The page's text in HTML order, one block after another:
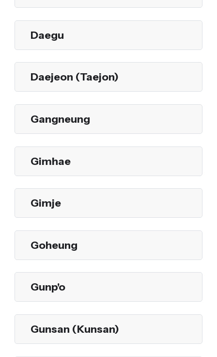
Daegu
Daejeon (Taejon)
Gangneung
Gimhae
Gimje
Goheung
Gunp'o
Gunsan (Kunsan)